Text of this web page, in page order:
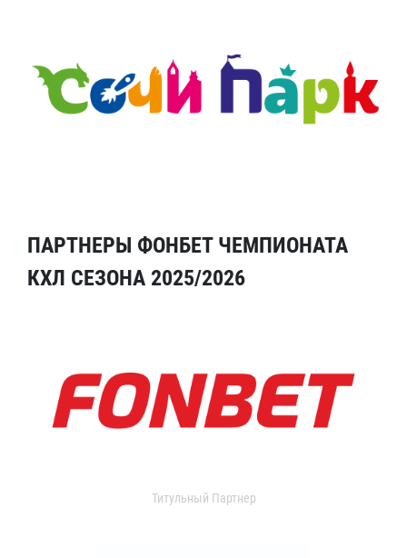
ПАРТНЕРЫ ФОНБЕТ ЧЕМПИОНАТА
КХЛ СЕЗОНА 2025/2026
Титульный Партнер